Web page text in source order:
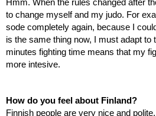
Hmm. When the rules changed after
to change myself and my judo. For
sode completely again, because I
is the same thing now, I must adapt to
minutes fighting time means that my
more intesive.
How do you feel about Finland?
Finnish people are very nice and